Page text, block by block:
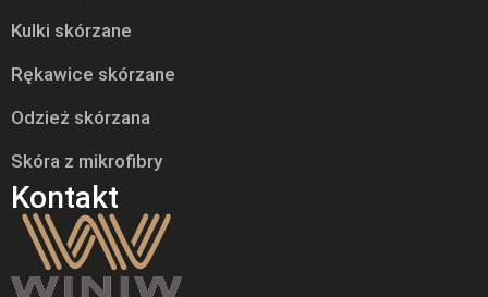
Kulki skórzane
Rękawice skórzane
Odzież skórzana
Skóra z mikrofibry
Kontakt